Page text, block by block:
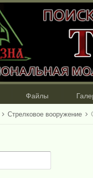
Файлы
Стрелковое вооружение